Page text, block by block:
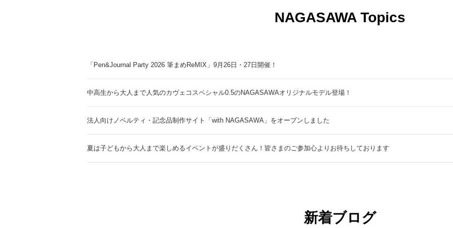
NAGASAWA Topics
「Pen&Journal Party 2026 筆まめReMIX」9月26日・27日開催！
中高生から大人まで人気のカヴェコスペシャル0.5のNAGASAWAオリジナルモデル登場！
法人向けノベルティ・記念品制作サイト「with NAGASAWA」をオープンしました
夏は子どもから大人まで楽しめるイベントが盛りだくさん！皆さまのご参加心よりお待ちしております
新着ブログ